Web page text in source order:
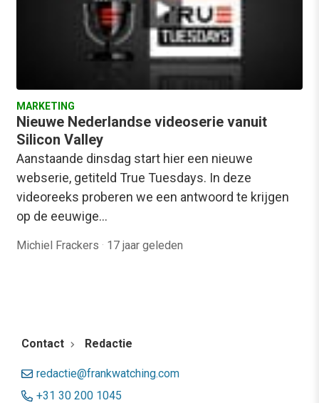
MARKETING
Nieuwe Nederlandse videoserie vanuit
Silicon Valley
Aanstaande dinsdag start hier een nieuwe
webserie, getiteld True Tuesdays. In deze
videoreeks proberen we een antwoord te krijgen
op de eeuwige…
Michiel Frackers · 17 jaar geleden
Contact Redactie
redactie@frankwatching.com
+31 30 200 1045